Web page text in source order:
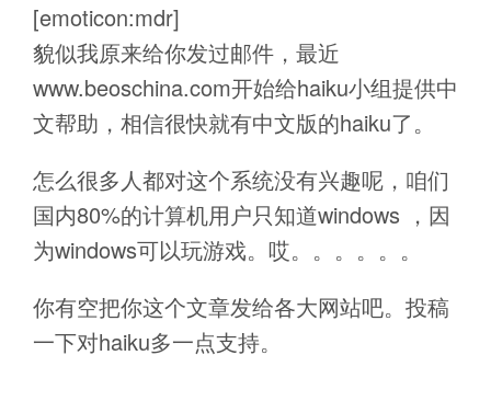
[emoticon:mdr]
貌似我原来给你发过邮件，最近
www.beoschina.com开始给haiku小组提供中
文帮助，相信很快就有中文版的haiku了。
怎么很多人都对这个系统没有兴趣呢，咱们
国内80%的计算机用户只知道windows ，因
为windows可以玩游戏。哎。。。。。。
你有空把你这个文章发给各大网站吧。投稿
一下对haiku多一点支持。